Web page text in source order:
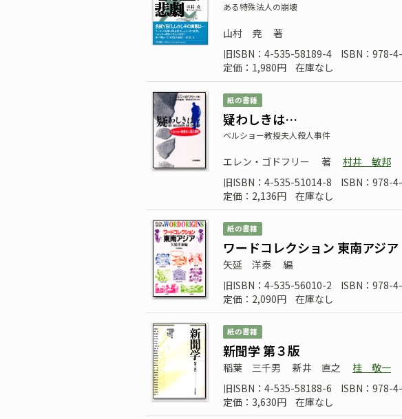
ある特殊法人の崩壊
山村 尭
著
旧ISBN：4-535-58189-4
ISBN：978-
定価：1,980円
在庫なし
紙の書籍
疑わしきは…
ベルショー教授夫人殺人事件
エレン・ゴドフリー 著 村井 敏邦
旧ISBN：4-535-51014-8
ISBN：978-
定価：2,136円
在庫なし
紙の書籍
ワードコレクション 東南アジア
矢延 洋泰
編
旧ISBN：4-535-56010-2
ISBN：978-
定価：2,090円
在庫なし
紙の書籍
新聞学 第３版
稲葉 三千男 新井 直之 桂 敬一
旧ISBN：4-535-58188-6
ISBN：978-
定価：3,630円
在庫なし